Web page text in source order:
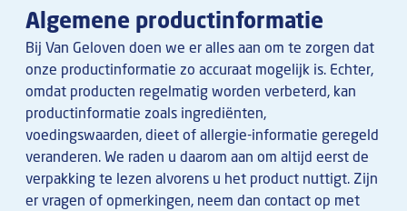
Algemene productinformatie
Bij Van Geloven doen we er alles aan om te zorgen dat
onze productinformatie zo accuraat mogelijk is. Echter,
omdat producten regelmatig worden verbeterd, kan
productinformatie zoals ingrediënten,
voedingswaarden, dieet of allergie-informatie geregeld
veranderen. We raden u daarom aan om altijd eerst de
verpakking te lezen alvorens u het product nuttigt. Zijn
er vragen of opmerkingen, neem dan contact op met